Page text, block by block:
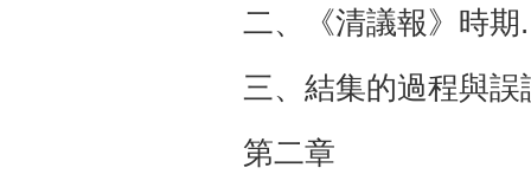
二、《清議報》時期
三、結集的過程與誤
第二章